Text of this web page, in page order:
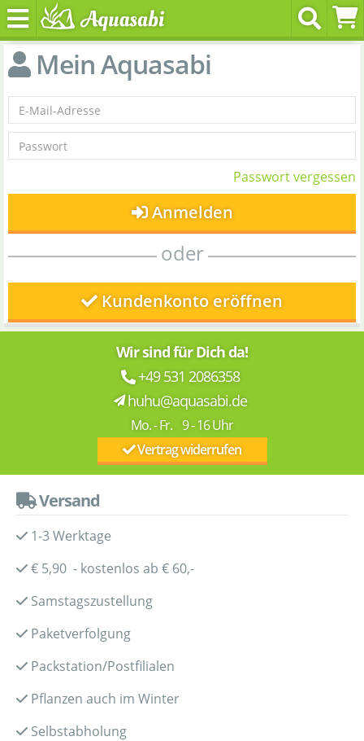
Mein Aquasabi
Passwort vergessen
Anmelden
oder
Kundenkonto eröffnen
Wir sind für Dich da!
+49 531 2086358
huhu@aquasabi.de
Mo. - Fr. 9 - 16 Uhr
Vertrag widerrufen
Versand
1-3 Werktage
€ 5,90 - kostenlos ab € 60,-
Samstagszustellung
Paketverfolgung
Packstation/Postfilialen
Pflanzen auch im Winter
Selbstabholung